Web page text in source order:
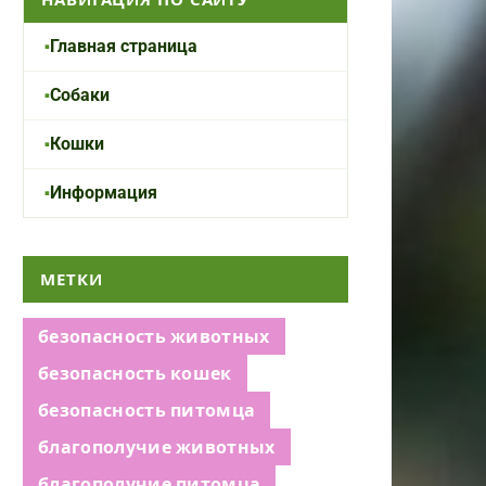
Главная страница
Собаки
Кошки
Информация
МЕТКИ
безопасность животных
безопасность кошек
безопасность питомца
благополучие животных